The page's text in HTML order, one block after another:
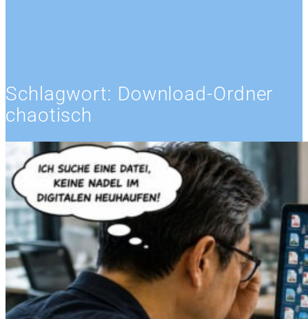
Schlagwort: Download-Ordner
chaotisch